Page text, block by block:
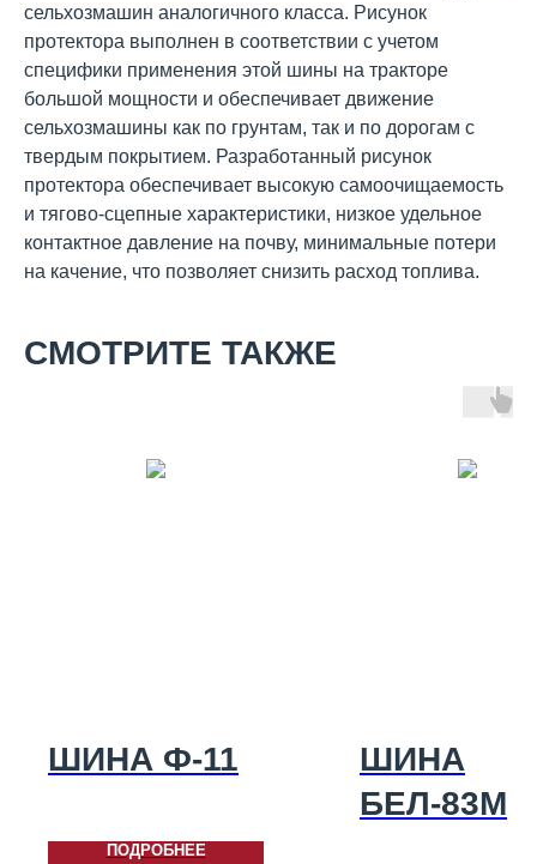
сельхозмашин аналогичного класса. Рисунок
протектора выполнен в соответствии с учетом
специфики применения этой шины на тракторе
большой мощности и обеспечивает движение
сельхозмашины как по грунтам, так и по дорогам с
твердым покрытием. Разработанный рисунок
протектора обеспечивает высокую самоочищаемость
и тягово-сцепные характеристики, низкое удельное
контактное давление на почву, минимальные потери
на качение, что позволяет снизить расход топлива.
СМОТРИТЕ ТАКЖЕ
ШИНА Ф-11
ПОДРОБНЕЕ
ШИНА
БЕЛ-83M